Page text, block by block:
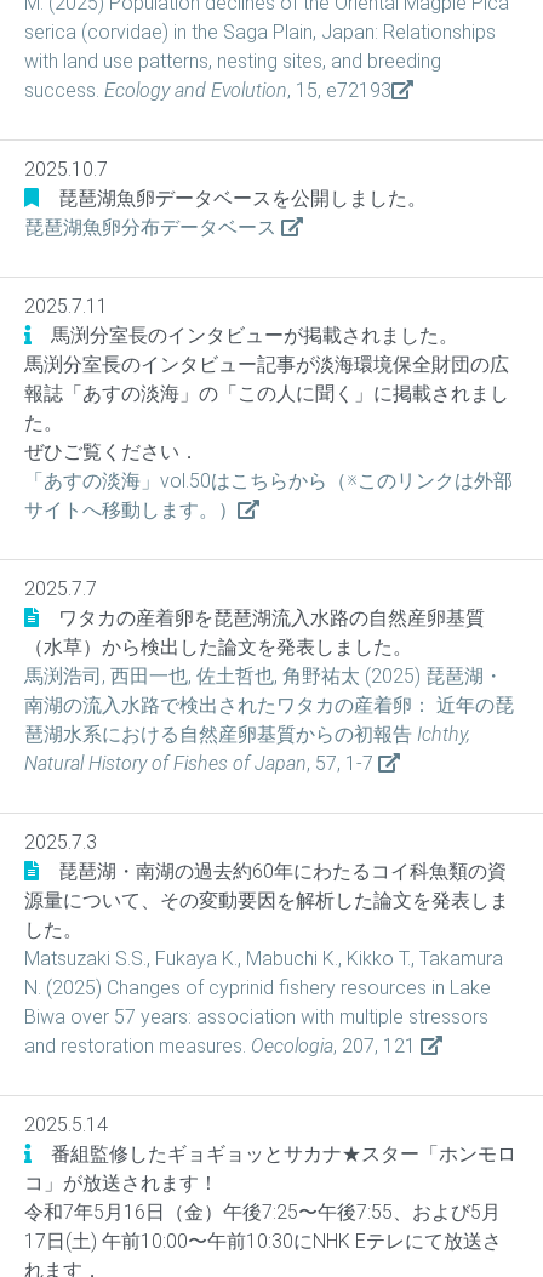
serica (corvidae) in the Saga Plain, Japan: Relationships
with land use patterns, nesting sites, and breeding
success. Ecology and Evolution, 15, e72193
2025.10.7
琵琶湖魚卵データベースを公開しました。
琵琶湖魚卵分布データベース
2025.7.11
馬渕分室長のインタビューが掲載されました。
馬渕分室長のインタビュー記事が淡海環境保全財団の広
報誌「あすの淡海」の「この人に聞く」に掲載されまし
た。
ぜひご覧ください．
「あすの淡海」vol.50はこちらから（※このリンクは外部
サイトへ移動します。）
2025.7.7
ワタカの産着卵を琵琶湖流入水路の自然産卵基質
（水草）から検出した論文を発表しました。
馬渕浩司, 西田一也, 佐土哲也, 角野祐太 (2025) 琵琶湖・
南湖の流入水路で検出されたワタカの産着卵： 近年の琵
琶湖水系における自然産卵基質からの初報告 Ichthy,
Natural History of Fishes of Japan, 57, 1-7
2025.7.3
琵琶湖・南湖の過去約60年にわたるコイ科魚類の資
源量について、その変動要因を解析した論文を発表しま
した。
Matsuzaki S.S., Fukaya K., Mabuchi K., Kikko T., Takamura
N. (2025) Changes of cyprinid fishery resources in Lake
Biwa over 57 years: association with multiple stressors
and restoration measures. Oecologia, 207, 121
2025.5.14
番組監修したギョギョッとサカナ★スター「ホンモロ
コ」が放送されます！
令和7年5月16日（金）午後7:25〜午後7:55、および5月
17日(土) 午前10:00〜午前10:30にNHK Eテレにて放送さ
れます．